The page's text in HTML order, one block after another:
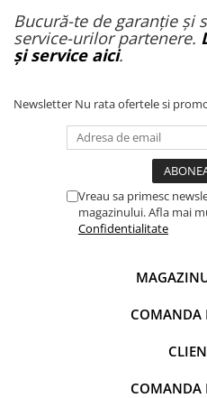
Bucură-te de garanție și
service-urilor partenere.
și service aici.
Newsletter Nu rata ofertele si
Vreau sa primesc
magazinului. Afla mai
Confidentialitate
COMANDA
COMANDA